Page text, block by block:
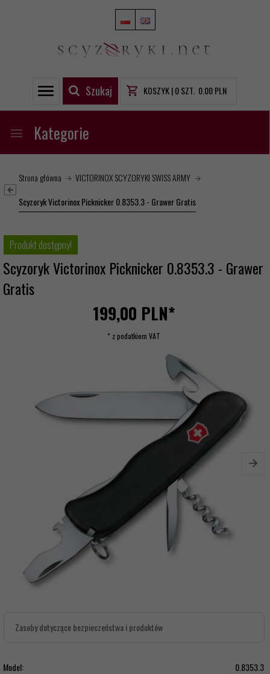
Szukaj KOSZYK |0SZT. 0.00PLN
Kategorie
Strona główna
VICTORINOX SCYZORYKI SWISS ARMY
Scyzoryk Victorinox Picknicker 0.8353.3 - Grawer Gratis
Produkt dostępny!
Scyzoryk Victorinox Picknicker 0.8353.3 - Grawer
Gratis
199,00 PLN*
* z podatkiem VAT
Zasoby dotyczące bezpieczeństwa i produktów
Model:
0.8353.3